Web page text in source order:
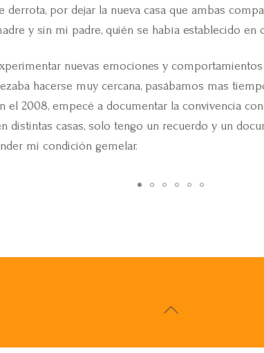
por dejar la nueva casa que ambas
y sin mi padre, quién se había establecido en
nuevas emociones y
hacerse muy cercana, pasábamos mas
el 2008, empecé a documentar la convivencia
distintas casas, solo tengo un recuerdo y un
mi condición gemelar.
Back
Top